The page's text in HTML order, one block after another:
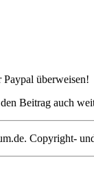
Paypal überweisen!
Beitrag auch
Copyright-